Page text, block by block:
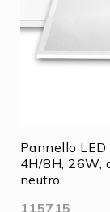
Pannello
4H/8H, 26W,
neutro
115715